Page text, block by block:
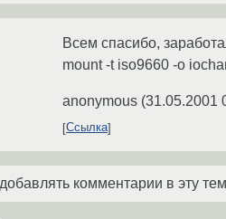
Всем спасибо,
mount -t iso9660 -o
anonymous (31.05.2001
Ссылка
комментарии в эту